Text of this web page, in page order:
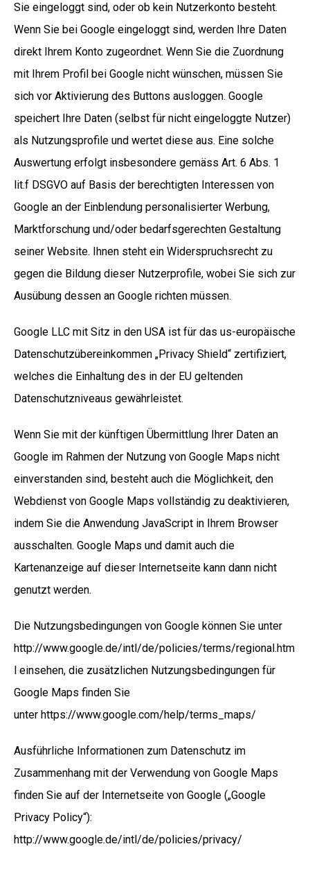
Sie eingeloggt sind, oder ob kein Nutzerkonto besteht.
Wenn Sie bei Google eingeloggt sind, werden Ihre Daten
direkt Ihrem Konto zugeordnet. Wenn Sie die Zuordnung
mit Ihrem Profil bei Google nicht wünschen, müssen Sie
sich vor Aktivierung des Buttons ausloggen. Google
speichert Ihre Daten (selbst für nicht eingeloggte Nutzer)
als Nutzungsprofile und wertet diese aus. Eine solche
Auswertung erfolgt insbesondere gemäss Art. 6 Abs. 1
lit.f DSGVO auf Basis der berechtigten Interessen von
Google an der Einblendung personalisierter Werbung,
Marktforschung und/oder bedarfsgerechten Gestaltung
seiner Website. Ihnen steht ein Widerspruchsrecht zu
gegen die Bildung dieser Nutzerprofile, wobei Sie sich zur
Ausübung dessen an Google richten müssen.
Google LLC mit Sitz in den USA ist für das us-europäische
Datenschutzübereinkommen „Privacy Shield“ zertifiziert,
welches die Einhaltung des in der EU geltenden
Datenschutzniveaus gewährleistet.
Wenn Sie mit der künftigen Übermittlung Ihrer Daten an
Google im Rahmen der Nutzung von Google Maps nicht
einverstanden sind, besteht auch die Möglichkeit, den
Webdienst von Google Maps vollständig zu deaktivieren,
indem Sie die Anwendung JavaScript in Ihrem Browser
ausschalten. Google Maps und damit auch die
Kartenanzeige auf dieser Internetseite kann dann nicht
genutzt werden.
Die Nutzungsbedingungen von Google können Sie unter
http://www.google.de/intl/de/policies/terms/regional.htm
l einsehen, die zusätzlichen Nutzungsbedingungen für
Google Maps finden Sie
unter https://www.google.com/help/terms_maps/
Ausführliche Informationen zum Datenschutz im
Zusammenhang mit der Verwendung von Google Maps
finden Sie auf der Internetseite von Google („Google
Privacy Policy“):
http://www.google.de/intl/de/policies/privacy/